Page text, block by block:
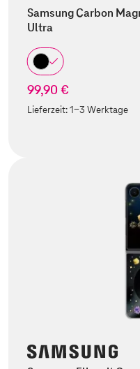
Samsung Carbon
Ultra
99,90 €
Lieferzeit:1-3 Werktage